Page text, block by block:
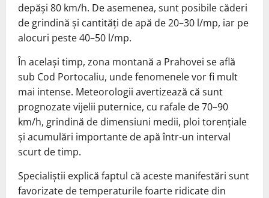
depăși 80 km/h. De asemenea, sunt posibile căderi
de grindină și cantități de apă de 20–30 l/mp, iar pe
alocuri peste 40–50 l/mp.
În același timp, zona montană a Prahovei se află
sub Cod Portocaliu, unde fenomenele vor fi mult
mai intense. Meteorologii avertizează că sunt
prognozate vijelii puternice, cu rafale de 70–90
km/h, grindină de dimensiuni medii, ploi torențiale
și acumulări importante de apă într-un interval
scurt de timp.
Specialiștii explică faptul că aceste manifestări sunt
favorizate de temperaturile foarte ridicate din